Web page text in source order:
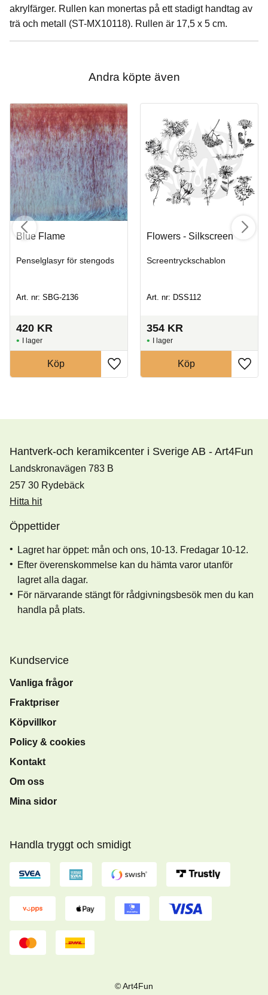
akrylfärger. Rullen kan monertas på ett stadigt handtag av
trä och metall (ST-MX10118). Rullen är 17,5 x 5 cm.
Andra köpte även
Blue Flame
Penselglasyr för stengods
Art. nr: SBG-2136
420 KR
I lager
Köp
Flowers - Silkscreen
Screentryckschablon
Art. nr: DSS112
354 KR
I lager
Köp
Hantverk-och keramikcenter i Sverige AB - Art4Fun
Landskronavägen 783 B
257 30 Rydebäck
Hitta hit
Öppettider
Lagret har öppet: mån och ons, 10-13. Fredagar 10-12.
Efter överenskommelse kan du hämta varor utanför
lagret alla dagar.
För närvarande stängt för rådgivningsbesök men du kan
handla på plats.
Kundservice
Vanliga frågor
Fraktpriser
Köpvillkor
Policy & cookies
Kontakt
Om oss
Mina sidor
Handla tryggt och smidigt
© Art4Fun